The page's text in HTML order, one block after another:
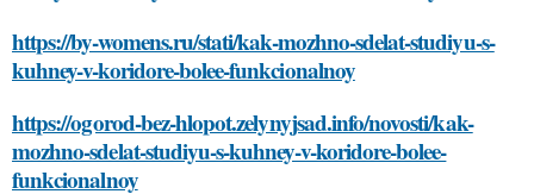
https://by-womens.ru/stati/kak-mozhno-sdelat-studiyu-s-
kuhney-v-koridore-bolee-funkcionalnoy
https://ogorod-bez-hlopot.zelynyjsad.info/novosti/kak-
mozhno-sdelat-studiyu-s-kuhney-v-koridore-bolee-
funkcionalnoy